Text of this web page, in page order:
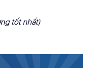
tốt nhất)